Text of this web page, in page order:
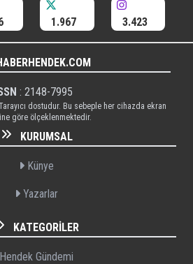
1.967 3.423
: 2148-7995
dostudur. Bu sebeple her cihazda ekran
göre ölçeklenmektedir.
KURUMSAL
Künye
Yazarlar
KATEGORILER
Hendek Gündemi